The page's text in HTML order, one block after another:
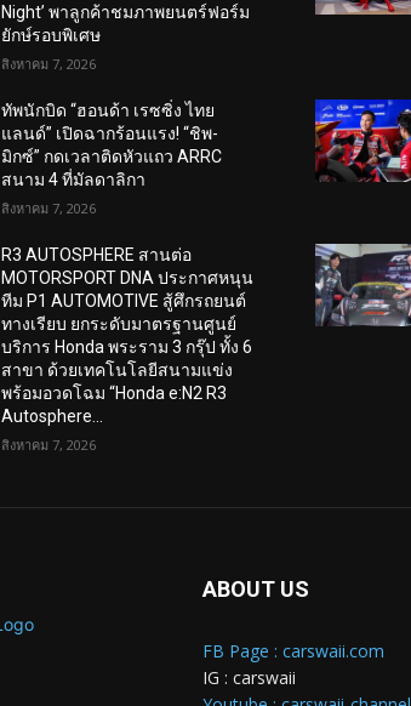
Night’ พาลูกค้าชมภาพยนตร์ฟอร์ม
ยักษ์รอบพิเศษ
สิงหาคม 7, 2026
ทัพนักบิด “ฮอนด้า เรซซิ่ง ไทย
แลนด์” เปิดฉากร้อนแรง! “ชิพ-
มิกซ์” กดเวลาติดหัวแถว ARRC
สนาม 4 ที่มัลดาลิกา
สิงหาคม 7, 2026
R3 AUTOSPHERE สานต่อ
MOTORSPORT DNA ประกาศหนุน
ทีม P1 AUTOMOTIVE สู้ศึกรถยนต์
ทางเรียบ ยกระดับมาตรฐานศูนย์
บริการ Honda พระราม 3 กรุ๊ป ทั้ง 6
สาขา ด้วยเทคโนโลยีสนามแข่ง
พร้อมอวดโฉม “Honda e:N2 R3
Autosphere...
สิงหาคม 7, 2026
ABOUT US
FB Page : carswaii.com
IG : carswaii